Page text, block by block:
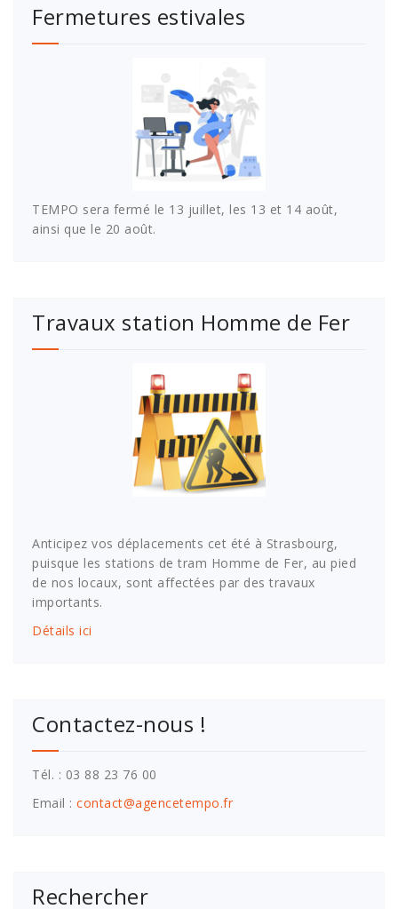
Fermetures estivales
TEMPO sera fermé le 13 juillet, les 13 et 14 août,
ainsi que le 20 août.
Travaux station Homme de Fer
Anticipez vos déplacements cet été à Strasbourg,
puisque les stations de tram Homme de Fer, au pied
de nos locaux, sont affectées par des travaux
importants.
Détails ici
Contactez-nous !
Tél. : 03 88 23 76 00
Email : contact@agencetempo.fr
Rechercher